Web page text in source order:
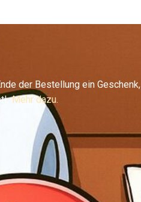
der Bestellung ein Geschenk,
Mehr dazu.